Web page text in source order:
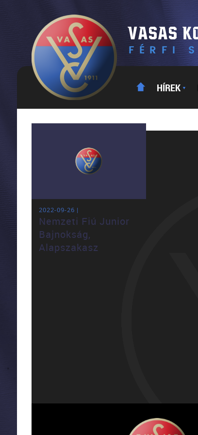
HÍREK ▼
2022-09-26 |
Nemzeti Fiú Junior
Bajnokság,
Alapszakasz